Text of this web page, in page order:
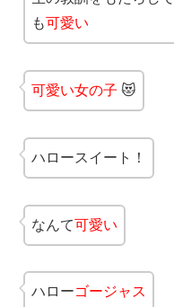
も可愛い
可愛い女の子 😻
ハロースイート！
なんて可愛い
ハローゴージャス